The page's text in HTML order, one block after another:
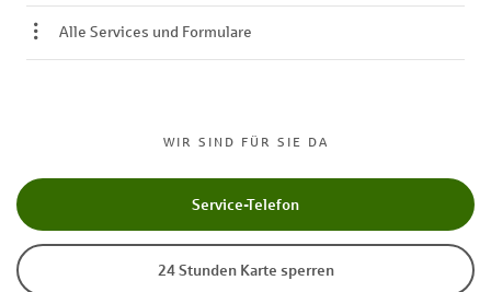
WIR SIND FÜR SIE DA
Service-Telefon
24 Stunden Karte sperren
Alle Services und Formulare